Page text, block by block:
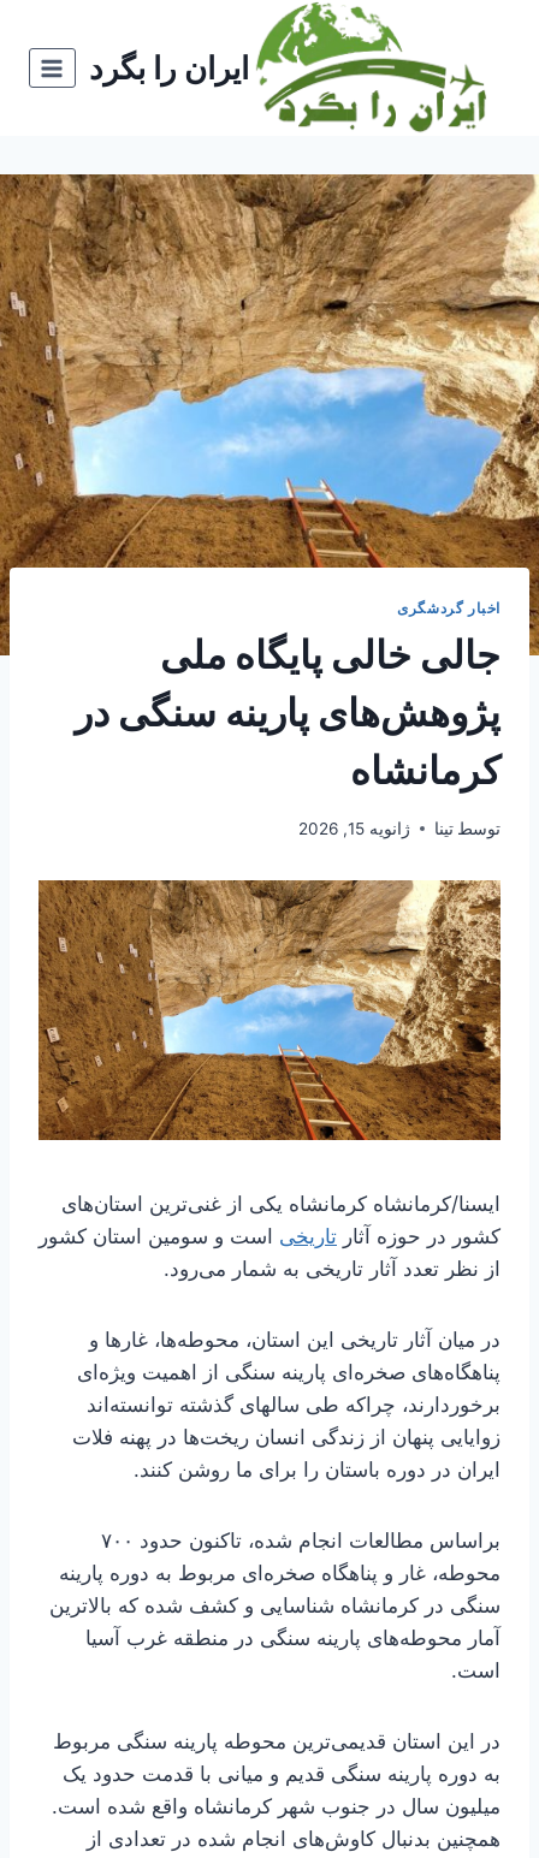
ایران را بگرد
اخبار گردشگری
جالی خالی پایگاه ملی
پژوهش‌های پارینه سنگی در
کرمانشاه
توسط تینا ژانویه 15, 2026
ایسنا/کرمانشاه کرمانشاه یکی از غنی‌ترین استان‌های
کشور در حوزه آثار تاریخی است و سومین استان کشور
از نظر تعدد آثار تاریخی به شمار می‌رود.
در میان آثار تاریخی این استان، محوطه‌ها، غارها و
پناهگاه‌های صخره‌ای پارینه سنگی از اهمیت ویژه‌ای
برخوردارند، چراکه طی سالهای گذشته توانسته‌اند
زوایایی پنهان از زندگی انسان ریخت‌ها در پهنه فلات
ایران در دوره باستان را برای ما روشن کنند.
براساس مطالعات انجام شده، تاکنون حدود ۷۰۰
محوطه، غار و پناهگاه صخره‌ای مربوط به دوره پارینه
سنگی در کرمانشاه شناسایی و کشف شده که بالاترین
آمار محوطه‌های پارینه سنگی در منطقه غرب آسیا
است.
در این استان قدیمی‌ترین محوطه پارینه سنگی مربوط
به دوره پارینه سنگی قدیم و میانی با قدمت حدود یک
میلیون سال در جنوب شهر کرمانشاه واقع شده است.
همچنین بدنبال کاوش‌های انجام شده در تعدادی از